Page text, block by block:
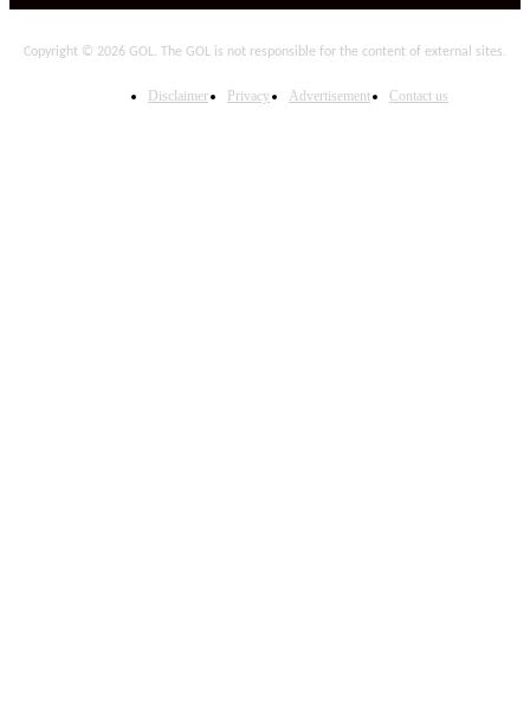
Copyright © 2026 GOL. The GOL is not responsible for the content of external sites.
Disclaimer Privacy Advertisement Contact us